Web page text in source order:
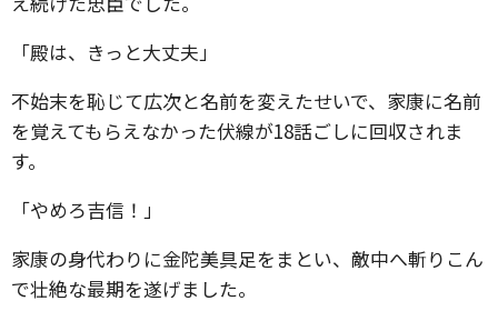
「殿は、きっと大丈夫」
不始末を恥じて広次と名前を変えたせいで、家康に名前
を覚えてもらえなかった伏線が18話ごしに回収されま
す。
「やめろ吉信！」
家康の身代わりに金陀美具足をまとい、敵中へ斬りこん
で壮絶な最期を遂げました。